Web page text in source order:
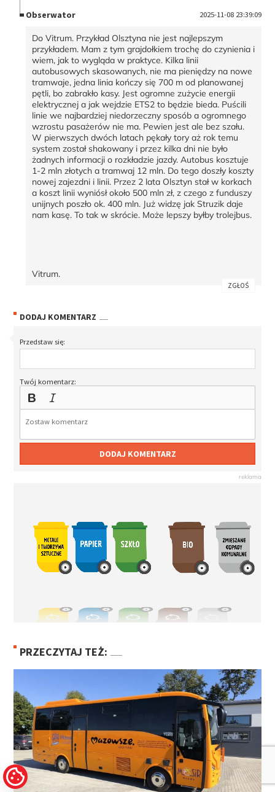
Obserwator 2025-11-08 23:39:09
Do Vitrum. Przykład Olsztyna nie jest najlepszym
przykładem. Mam z tym grajdołkiem trochę do czynienia i
wiem, jak to wygląda w praktyce. Kilka linii
autobusowych skasowanych, nie ma pieniędzy na nowe
tramwaje, jedna linia kończy się 700 m od planowanej
pętli, bo zabrakło kasy. Jest ogromne zużycie energii
elektrycznej a jak wejdzie ETS2 to będzie bieda. Puścili
linie we najbardziej niedorzeczny sposób a ogromnego
wzrostu pasażerów nie ma. Pewien jest ale bez szału.
W pierwszych dwóch latach pękały tory aż rok temu
system został shakowany i przez kilka dni nie było
żadnych informacji o rozkładzie jazdy. Autobus kosztuje
1-2 mln złotych a tramwaj 12 mln. Do tego doszły koszty
nowej zajezdni i linii. Przez 2 lata Olsztyn stał w korkach
a koszt linii wyniósł około 500 mln zł, z czego z funduszy
unijnych poszło ok. 400 mln. Już widzę jak Struzik daje
nam kasę. To tak w skrócie. Może lepszy byłby trolejbus.
Vitrum.
ZGŁOŚ
DODAJ KOMENTARZ
Przedstaw się:
Twój komentarz:
DODAJ KOMENTARZ
PRZECZYTAJ TEŻ: